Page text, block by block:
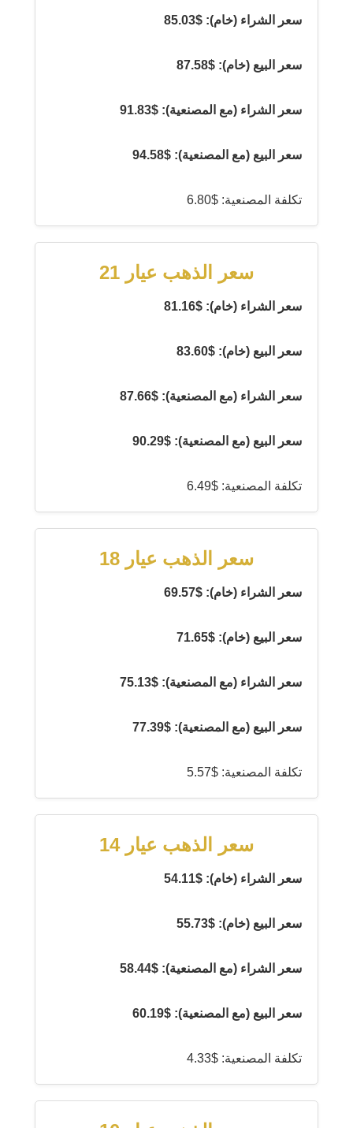
سعر الشراء (خام): $85.03
سعر البيع (خام): $87.58
سعر الشراء (مع المصنعية): $91.83
سعر البيع (مع المصنعية): $94.58
تكلفة المصنعية: $6.80
سعر الذهب عيار 21
سعر الشراء (خام): $81.16
سعر البيع (خام): $83.60
سعر الشراء (مع المصنعية): $87.66
سعر البيع (مع المصنعية): $90.29
تكلفة المصنعية: $6.49
سعر الذهب عيار 18
سعر الشراء (خام): $69.57
سعر البيع (خام): $71.65
سعر الشراء (مع المصنعية): $75.13
سعر البيع (مع المصنعية): $77.39
تكلفة المصنعية: $5.57
سعر الذهب عيار 14
سعر الشراء (خام): $54.11
سعر البيع (خام): $55.73
سعر الشراء (مع المصنعية): $58.44
سعر البيع (مع المصنعية): $60.19
تكلفة المصنعية: $4.33